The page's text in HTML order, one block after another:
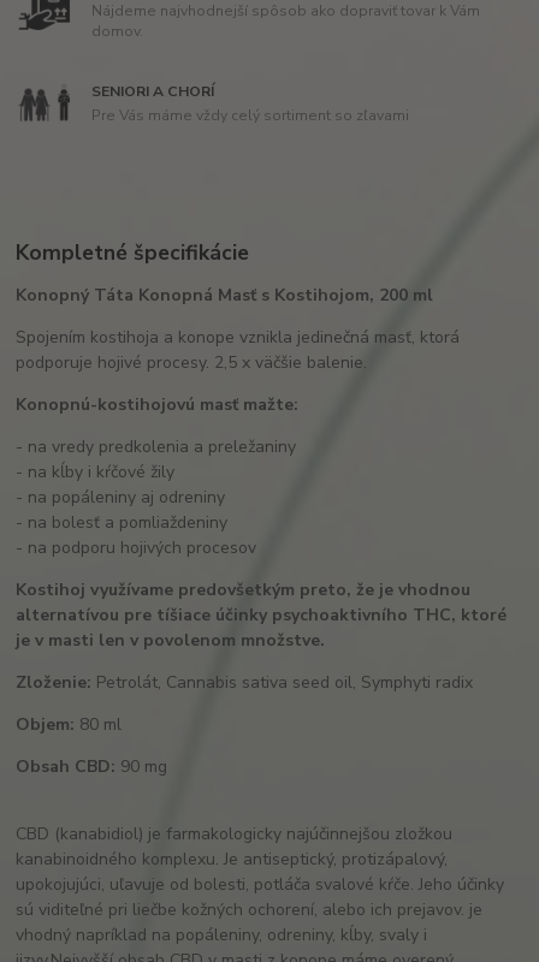
Nájdeme najvhodnejší spôsob ako dopraviť tovar k Vám
domov.
SENIORI A CHORÍ
Pre Vás máme vždy celý sortiment so zľavami
Kompletné špecifikácie
Konopný Táta Konopná Masť s Kostihojom, 200 ml
Spojením kostihoja a konope vznikla jedinečná masť, ktorá
podporuje hojivé procesy. 2,5 x väčšie balenie.
Konopnú-kostihojovú masť mažte:
- na vredy predkolenia a preležaniny
- na kĺby i kŕčové žily
- na popáleniny aj odreniny
- na bolesť a pomliaždeniny
- na podporu hojivých procesov
Kostihoj využívame predovšetkým preto, že je vhodnou
alternatívou pre tíšiace účinky psychoaktivního THC, ktoré
je v masti len v povolenom množstve.
Zloženie: Petrolát, Cannabis sativa seed oil, Symphyti radix
Objem: 80 ml
Obsah CBD: 90 mg
CBD (kanabidiol) je farmakologicky najúčinnejšou zložkou
kanabinoidného komplexu. Je antiseptický, protizápalový,
upokojujúci, uľavuje od bolesti, potláča svalové kŕče. Jeho účinky
sú viditeľné pri liečbe kožných ochorení, alebo ich prejavov. je
vhodný napríklad na popáleniny, odreniny, kĺby, svaly i